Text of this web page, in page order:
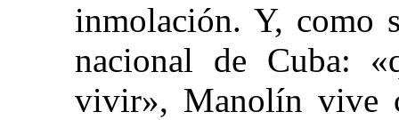
inmolación. Y, como
nacional de Cuba:
vivir», Manolín vive